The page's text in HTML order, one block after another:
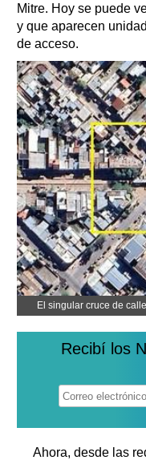
Mitre. Hoy se puede
y que aparecen
de acceso.
El singular cruce de
Recibí los
Ahora, desde las